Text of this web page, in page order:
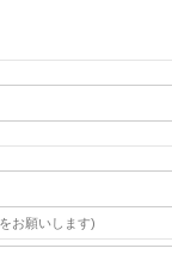
お願いします)